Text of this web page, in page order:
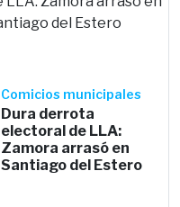
Comicios municipales
Dura derrota
electoral de LLA:
Zamora arrasó en
Santiago del Estero